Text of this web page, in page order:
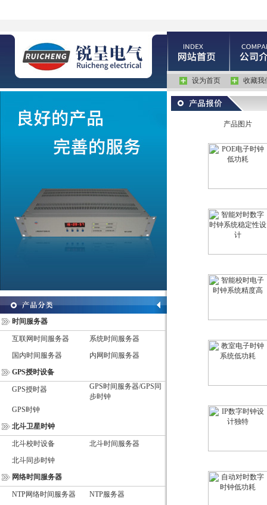
设为首页 收藏我
时间服务器
互联网时间服务器
系统时间服务器
国内时间服务器
内网时间服务器
GPS授时设备
GPS授时器
GPS时间服务器/GPS同
步时钟
GPS时钟
北斗卫星时钟
北斗校时设备
北斗时间服务器
北斗同步时钟
网络时间服务器
NTP网络时间服务器
NTP服务器
产品图片